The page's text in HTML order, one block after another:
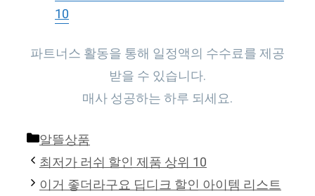
10
파트너스 활동을 통해 일정액의 수수료를 제공
받을 수 있습니다.
매사 성공하는 하루 되세요.
Categories
알뜰상품
최저가 러쉬 할인 제품 상위 10
이거 좋더라구요 딥디크 할인 아이템 리스트